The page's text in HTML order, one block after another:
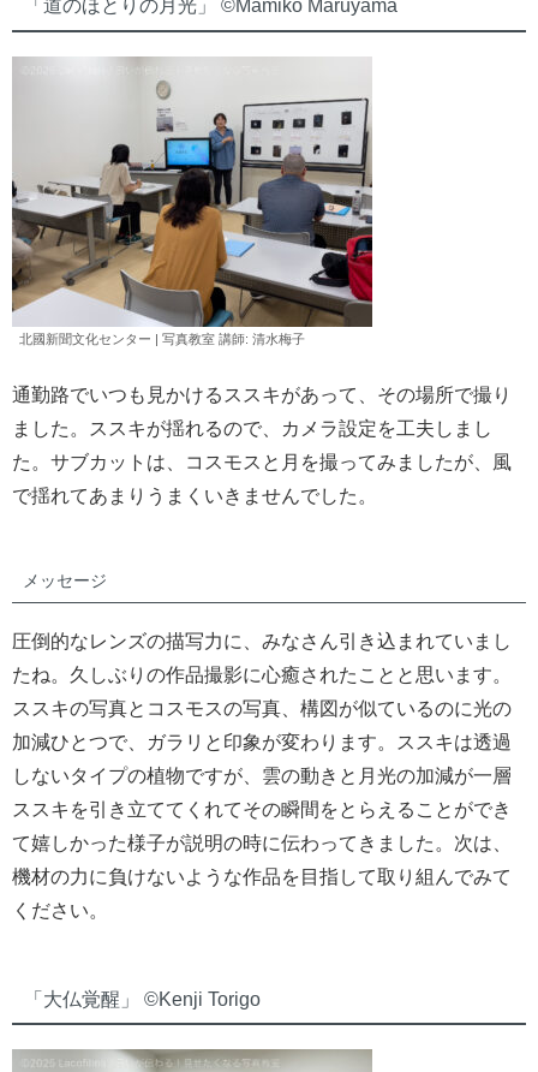
「道のほとりの月光」 ©︎Mamiko Maruyama
北國新聞文化センター | 写真教室 講師: 清水梅子
通勤路でいつも見かけるススキがあって、その場所で撮り
ました。ススキが揺れるので、カメラ設定を工夫しまし
た。サブカットは、コスモスと月を撮ってみましたが、風
で揺れてあまりうまくいきませんでした。
メッセージ
圧倒的なレンズの描写力に、みなさん引き込まれていまし
たね。久しぶりの作品撮影に心癒されたことと思います。
ススキの写真とコスモスの写真、構図が似ているのに光の
加減ひとつで、ガラリと印象が変わります。ススキは透過
しないタイプの植物ですが、雲の動きと月光の加減が一層
ススキを引き立ててくれてその瞬間をとらえることができ
て嬉しかった様子が説明の時に伝わってきました。次は、
機材の力に負けないような作品を目指して取り組んでみて
ください。
「大仏覚醒」 ©︎Kenji Torigo